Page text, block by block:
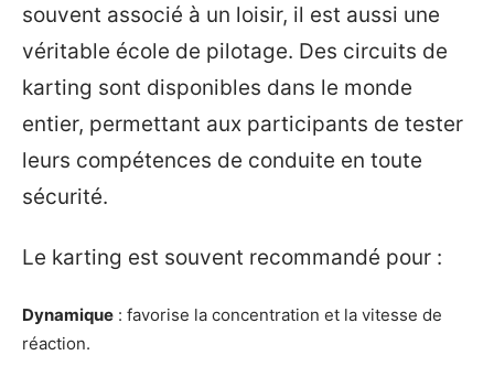
souvent associé à un loisir, il est aussi une
véritable école de pilotage. Des circuits de
karting sont disponibles dans le monde
entier, permettant aux participants de tester
leurs compétences de conduite en toute
sécurité.
Le karting est souvent recommandé pour :
Dynamique : favorise la concentration et la vitesse de
réaction.